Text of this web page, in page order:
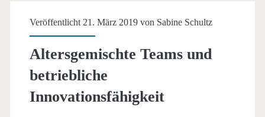
Schlagwort:
<span>Rente</span>
Veröffentlicht 21. März 2019 von Sabine Schultz
Altersgemischte Teams und
betriebliche
Innovationsfähigkeit